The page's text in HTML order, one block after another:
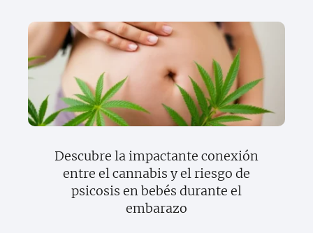
Descubre la impactante conexión
entre el cannabis y el riesgo de
psicosis en bebés durante el
embarazo